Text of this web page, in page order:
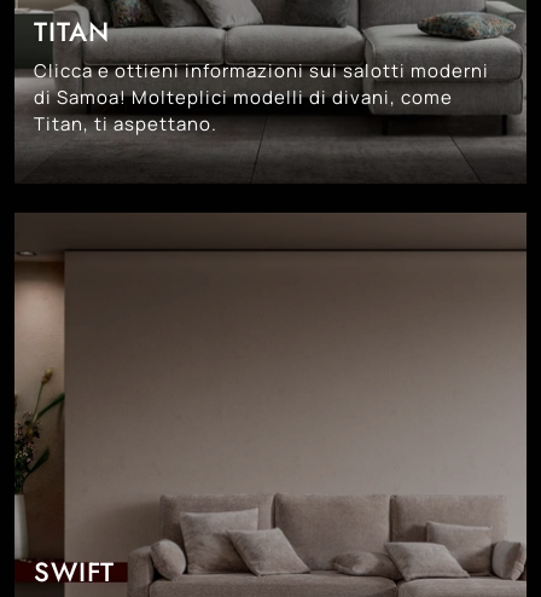
TITAN
Clicca e ottieni informazioni sui salotti moderni
di Samoa! Molteplici modelli di divani, come
Titan, ti aspettano.
SWIFT